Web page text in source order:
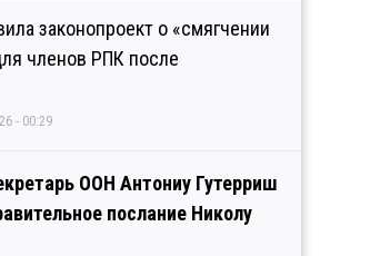
законопроект о «смягчении
членов РПК после
- 00:29
ООН Антониу Гутерриш
послание Николу